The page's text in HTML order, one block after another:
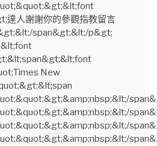
達人謝謝你的參觀指教留言
span&gt;&lt;/p&gt;
New